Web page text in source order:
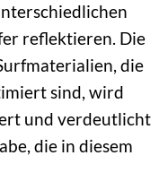
reflektieren. Die
die
sind, wird
und verdeutlicht
die in diesem